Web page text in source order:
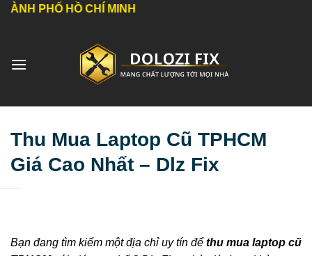
Bỏ
dung
HỒ CHÍ MINH
Thu Mua Laptop Cũ TPHCM
Giá Cao Nhất – Dlz Fix
Bạn đang tìm kiếm một địa chỉ uy tín đểthu mua laptop cũ